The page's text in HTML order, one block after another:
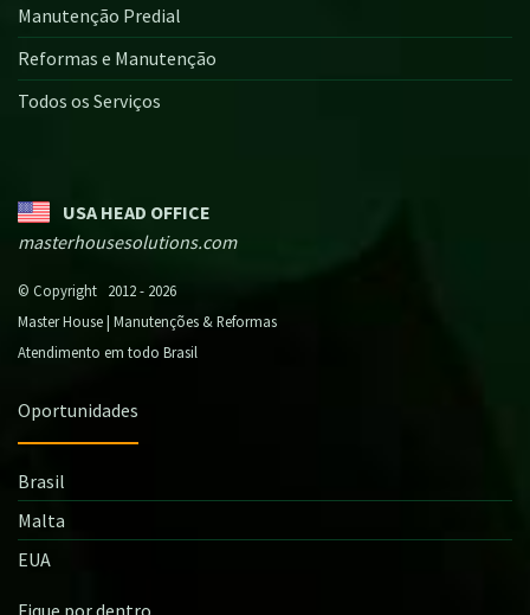
Manutenção Predial
Reformas e Manutenção
Todos os Serviços
USA HEAD OFFICE
masterhousesolutions.com
© Copyright 2012 - 2026
Master House | Manutenções & Reformas
Atendimento em todo Brasil
Oportunidades
Brasil
Malta
EUA
Fique por dentro